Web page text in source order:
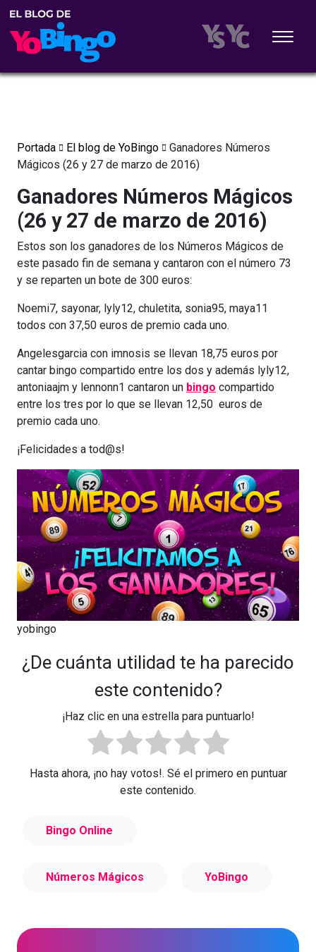
Portada El blog de YoBingo
Ganadores Números
Mágicos (26 y 27 de marzo de 2016)
Ganadores Números Mágicos
(26 y 27 de marzo de 2016)
Estos son los ganadores de los Números Mágicos de
este pasado fin de semana y cantaron con el número 73
y se reparten un bote de 300 euros:
Noemi7, sayonar, lyly12, chuletita, sonia95, maya11
todos con 37,50 euros de premio cada uno.
Angelesgarcia con imnosis se llevan 18,75 euros por
cantar bingo compartido entre los dos y además lyly12,
antoniaajm y lennonn1 cantaron un bingo compartido
entre los tres por lo que se llevan 12,50 euros de
premio cada uno.
¡Felicidades a tod@s!
yobingo
¿De cuánta utilidad te ha parecido
este contenido?
¡Haz clic en una estrella para puntuarlo!
Hasta ahora, ¡no hay votos!. Sé el primero en puntuar
este contenido.
Bingo Online
Números Mágicos YoBingo